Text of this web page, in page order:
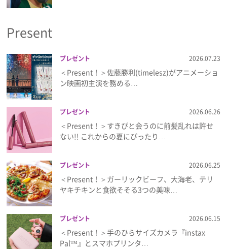
Present
プレゼント 2026.07.23
＜Present！＞佐藤勝利(timelesz)がアニメーショ
ン映画初主演を務める…
プレゼント 2026.06.26
＜Present！＞すきぴと会うのに前髪乱れは許せ
ない!! これからの夏にぴったり…
プレゼント 2026.06.25
＜Present！＞ガーリックビーフ、大海老、テリ
ヤキチキンと食欲そそる3つの美味…
プレゼント 2026.06.15
＜Present！＞手のひらサイズカメラ『instax
Pal™』とスマホプリンタ…